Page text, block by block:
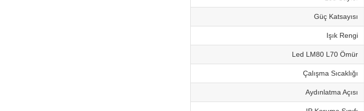
Güç Katsayısı
Işık Rengi
Led LM80 L70 Ömür
Çalışma Sıcaklığı
Aydınlatma Açısı